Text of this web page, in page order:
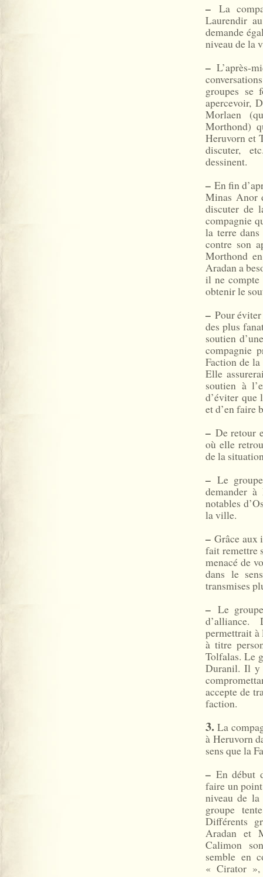
– La
Laurendir
demande
niveau de la
– L’après-
groupes se
apercevoir,
Morlaen
Morthond)
Heruvorn et
discuter,
dessinent.
– En fin
Minas Anor
discuter de
compagnie
la terre
contre son
Morthond
Aradan a
il ne
obtenir le
– Pour
des plus
soutien
compagnie
Faction de
Elle
soutien à
d’éviter que
et d’en faire
– De retour
où elle
de la
– Le
demander
notables
la ville.
– Grâce aux
fait remettre
menacé de
dans le
transmises
– Le
permettrait
à titre
Tolfalas. Le
Duranil. Il y
accepte de
faction.
3. La
à Heruvorn
sens que la
– En début
faire un
niveau de
groupe
Différents
Aradan et
Calimon
semble en
« Cirator »,